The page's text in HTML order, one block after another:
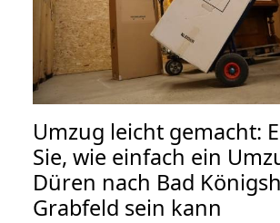
Umzug leicht gemacht:
Sie, wie einfach ein
Düren nach Bad
Grabfeld sein kann